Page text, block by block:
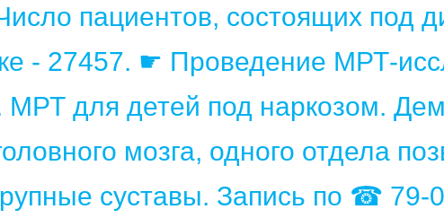
пациентов, состоящих под
- 27457. ☛ Проведение МРТ-
МРТ для детей под наркозом.
мозга, одного отдела
суставы. Запись по ☎